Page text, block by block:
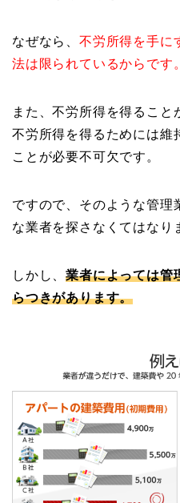
なぜなら、 不労所得を手に
法は限られているからです。
また、不労所得を得ること
不労所得を得るためには維
ことが必要不可欠です。
ですので、そのような管理
な業者を探さなくてはなり
しかし、業者によっては管
らつきがあります。